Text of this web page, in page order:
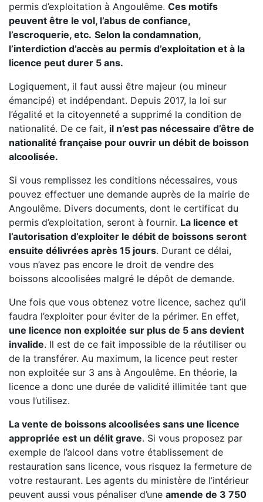
permis d’exploitation à Angoulême. Ces motifs
peuvent être le vol, l’abus de confiance,
l’escroquerie, etc. Selon la condamnation,
l’interdiction d’accès au permis d’exploitation et à la
licence peut durer 5 ans.
Logiquement, il faut aussi être majeur (ou mineur
émancipé) et indépendant. Depuis 2017, la loi sur
l’égalité et la citoyenneté a supprimé la condition de
nationalité. De ce fait, il n’est pas nécessaire d’être de
nationalité française pour ouvrir un débit de boisson
alcoolisée.
Si vous remplissez les conditions nécessaires, vous
pouvez effectuer une demande auprès de la mairie de
Angoulême. Divers documents, dont le certificat du
permis d’exploitation, seront à fournir. La licence et
l’autorisation d’exploiter le débit de boissons seront
ensuite délivrées après 15 jours. Durant ce délai,
vous n’avez pas encore le droit de vendre des
boissons alcoolisées malgré le dépôt de demande.
Une fois que vous obtenez votre licence, sachez qu’il
faudra l’exploiter pour éviter de la périmer. En effet,
une licence non exploitée sur plus de 5 ans devient
invalide. Il est de ce fait impossible de la réutiliser ou
de la transférer. Au maximum, la licence peut rester
non exploitée sur 3 ans à Angoulême. En théorie, la
licence a donc une durée de validité illimitée tant que
vous l’utilisez.
La vente de boissons alcoolisées sans une licence
appropriée est un délit grave. Si vous proposez par
exemple de l’alcool dans votre établissement de
restauration sans licence, vous risquez la fermeture de
votre restaurant. Les agents du ministère de l’intérieur
peuvent aussi vous pénaliser d’une amende de 3 750